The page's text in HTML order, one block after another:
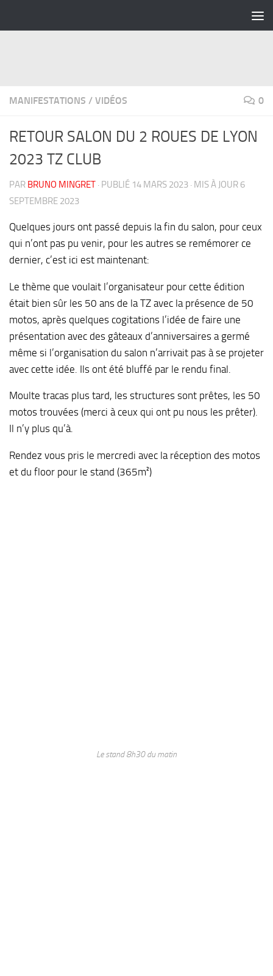
MANIFESTATIONS / VIDÉOS 0
RETOUR SALON DU 2 ROUES DE LYON
2023 TZ CLUB
PAR BRUNO MINGRET · PUBLIÉ 14 MARS 2023 · MIS À JOUR 6
SEPTEMBRE 2023
Quelques jours ont passé depuis la fin du salon, pour ceux
qui n’ont pas pu venir, pour les autres se remémorer ce
dernier, c’est ici est maintenant:
Le thème que voulait l’organisateur pour cette édition
était bien sûr les 50 ans de la TZ avec la présence de 50
motos, après quelques cogitations l’idée de faire une
présentation avec des gâteaux d’anniversaires a germé
même si l’organisation du salon n’arrivait pas à se projeter
avec cette idée. Ils ont été bluffé par le rendu final.
Moulte tracas plus tard, les structures sont prêtes, les 50
motos trouvées (merci à ceux qui ont pu nous les prêter).
Il n’y plus qu’à.
Rendez vous pris le mercredi avec la réception des motos
et du floor pour le stand (365m²)
Le stand 8h30 du matin